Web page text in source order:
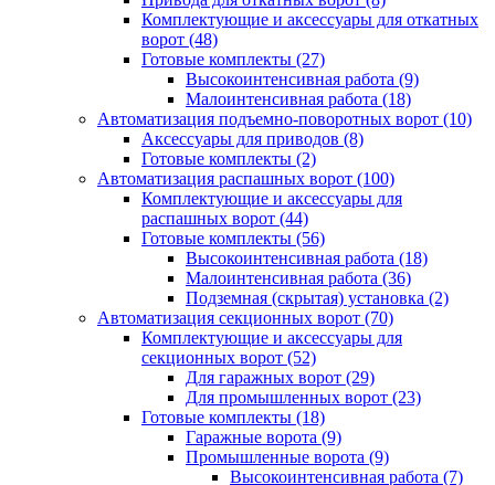
Комплектующие и аксессуары для откатных
ворот (48)
Готовые комплекты (27)
Высокоинтенсивная работа (9)
Малоинтенсивная работа (18)
Автоматизация подъемно-поворотных ворот (10)
Аксессуары для приводов (8)
Готовые комплекты (2)
Автоматизация распашных ворот (100)
Комплектующие и аксессуары для
распашных ворот (44)
Готовые комплекты (56)
Высокоинтенсивная работа (18)
Малоинтенсивная работа (36)
Подземная (скрытая) установка (2)
Автоматизация секционных ворот (70)
Комплектующие и аксессуары для
секционных ворот (52)
Для гаражных ворот (29)
Для промышленных ворот (23)
Готовые комплекты (18)
Гаражные ворота (9)
Промышленные ворота (9)
Высокоинтенсивная работа (7)